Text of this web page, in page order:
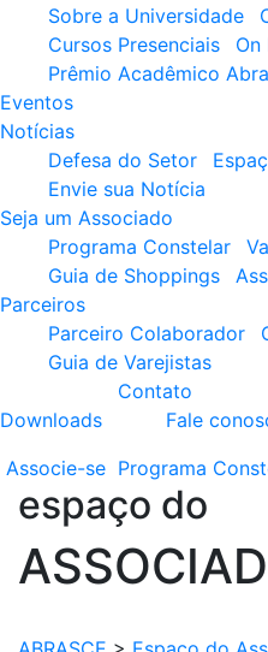
Sobre a Universidade
Cursos Presenciais
On
Prêmio Acadêmico
Eventos
Notícias
Defesa do Setor
Envie sua Notícia
Seja um Associado
Programa Constelar
Guia de Shoppings
Parceiros
Parceiro Colaborador
Guia de Varejistas
Downloads
Contato
Fale
Associe-se Programa
espaço do